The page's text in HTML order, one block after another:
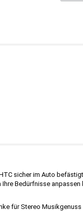
sicher im Auto
Bedürfnisse
für Stereo Musikgenuss